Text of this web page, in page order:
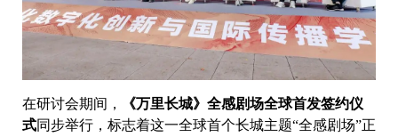
在研讨会期间，
《万里长城》全感剧场全球首发签约仪
式同步举行，标志着这一全球首个长城主题“全感剧场”正